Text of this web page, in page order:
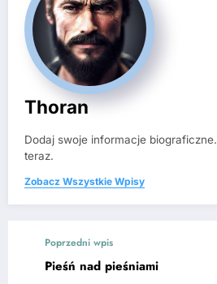
Thoran
Dodaj swoje informacje biograficzne.
teraz.
Zobacz Wszystkie Wpisy
Poprzedni wpis
Pieśń nad pieśniami